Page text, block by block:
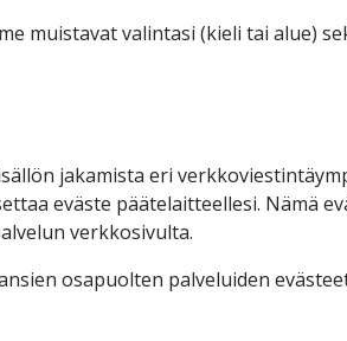
muistavat valintasi (kieli tai alue)
jakamista eri
eväste päätelaitteellesi. Nämä
verkkosivulta.
osapuolten palveluiden